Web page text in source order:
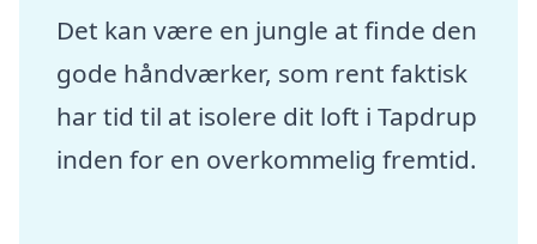
Det kan være en jungle at finde den
gode håndværker, som rent faktisk
har tid til at isolere dit loft i Tapdrup
inden for en overkommelig fremtid.